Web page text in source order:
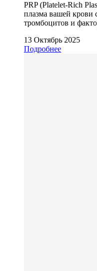
PRP (Platelet-Rich
плазма вашей
тромбоцитов и
13 Октябрь 2025
Подробнее